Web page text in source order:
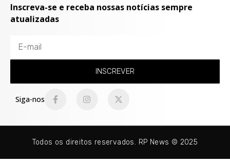
Inscreva-se e receba nossas notícias sempre
atualizadas
INSCREVER
Siga-nos
Todos os direitos reservados. RP News © 2025